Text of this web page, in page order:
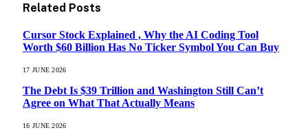
Related Posts
Cursor Stock Explained , Why the AI Coding Tool
Worth $60 Billion Has No Ticker Symbol You Can Buy
17 JUNE 2026
The Debt Is $39 Trillion and Washington Still Can’t
Agree on What That Actually Means
16 JUNE 2026